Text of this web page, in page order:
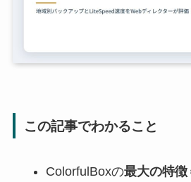
この記事でわかること
ColorfulBoxの最大の特